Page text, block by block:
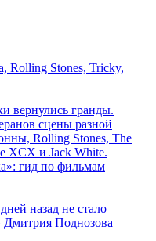
Rolling Stones, Tricky,
вернулись гранды.
сцены разной
Rolling Stones, The
XCX и Jack White.
гид по фильмам
назад не стало
Дмитрия Поднозова